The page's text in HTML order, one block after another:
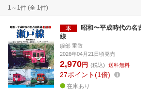
1～1件 (全 1件)
昭和〜平成時代の
線
服部 重敬
2026年04月21日頃発売
2,970円 (税込) 送料無料
27ポイント 1倍
在庫あり